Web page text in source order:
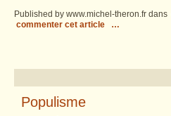
Published by www.michel-theron.fr dans
commenter cet article
…
Populisme